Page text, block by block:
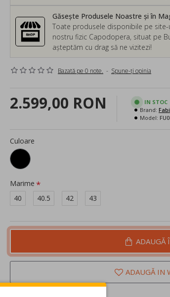
Găsește Produsele Noastre și în
Toate produsele disponibile pe
nostru fizic Capodopera, situat pe
așteptăm cu drag să ne vizitezi!
Bazată pe 0 note. - Spune-ţi opinia
2.599,00 RON
IN STOC
Brand: Fabi
Model:
Culoare
Marime
40
40.5 42 43
ADAUGĂ
ADAUGĂ IN